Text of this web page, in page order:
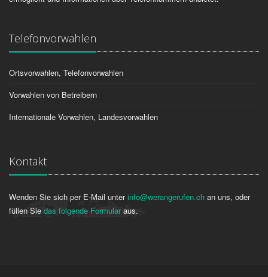
Telefonvorwahlen
Ortsvorwahlen, Telefonvorwahlen
Vorwahlen von Betreibern
Internationale Vorwahlen, Landesvorwahlen
Kontakt
Wenden Sie sich per E-Mail unterinfo@werangerufen.ch an uns, oder
füllen Sie das folgende Formularaus.